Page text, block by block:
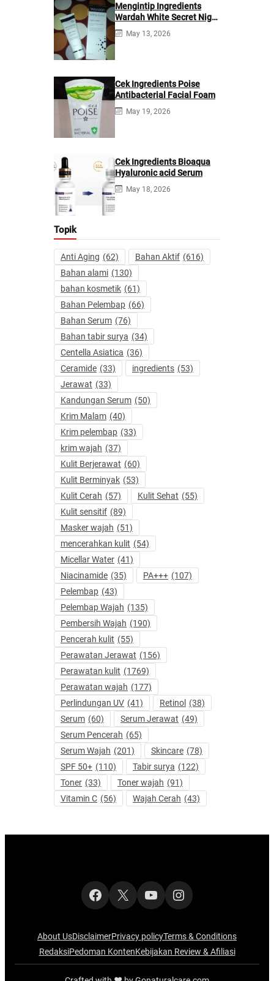
Mengintip Ingredients
Wardah White Secret Night
Cream
May 13, 2026
Cek Ingredients Poise
Antibacterial Facial Foam
May 19, 2026
Cek Ingredients Bioaqua
Hyaluronic acid Serum
May 18, 2026
Topik
Anti Aging (62) Bahan Aktif (616)
Bahan alami (130)
bahan kosmetik (61)
Bahan Pelembap (66)
Bahan Serum (76)
Bahan tabir surya (34)
Centella Asiatica (36)
Ceramide (33) ingredients (53)
Jerawat (33)
Kandungan Serum (50)
Krim Malam (40)
Krim pelembap (33)
krim wajah (37)
Kulit Berjerawat (60)
Kulit Berminyak (53)
Kulit Cerah (57) Kulit Sehat (55)
Kulit sensitif (89)
Masker wajah (51)
mencerahkan kulit (54)
Micellar Water (41)
Niacinamide (35) PA+++ (107)
Pelembap (43)
Pelembap Wajah (135)
Pembersih Wajah (190)
Pencerah kulit (55)
Perawatan Jerawat (156)
Perawatan kulit (1769)
Perawatan wajah (177)
Perlindungan UV (41) Retinol (38)
Serum (60) Serum Jerawat (49)
Serum Pencerah (65)
Serum Wajah (201) Skincare (78)
SPF 50+ (110) Tabir surya (122)
Toner (33) Toner wajah (91)
Vitamin C (56) Wajah Cerah (43)
Facebook
X YouTubeInstagram
About UsDisclaimerPrivacy policyTerms & Conditions
RedaksiPedoman KontenKebijakan Review & Afiliasi